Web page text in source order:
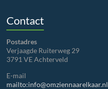
Contact
Postadres
Verjaagde Ruiterweg 29
3791 VE Achterveld
E-mail
mailto:info@omziennaarelkaar.nl